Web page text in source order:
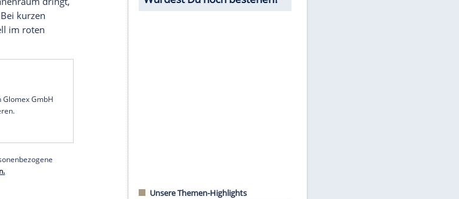
weiterhin einen
der großflächigen
Ausstattung ein bisschen
steht, kann sich für 590
und 90 PS gibt es jetzt auch
von 250 Newtonmetern
den Klang angeht, gibt sich
das in den
dringt,